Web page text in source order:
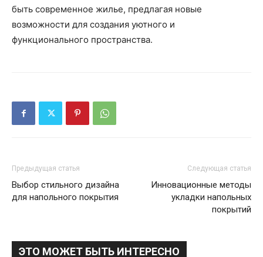
быть современное жилье, предлагая новые
возможности для создания уютного и
функционального пространства.
Предыдущая статья
Выбор стильного дизайна
для напольного покрытия
Следующая статья
Инновационные методы
укладки напольных
покрытий
ЭТО МОЖЕТ БЫТЬ ИНТЕРЕСНО